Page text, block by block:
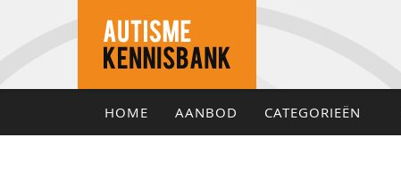
HOME AANBOD CATEGORIEËN